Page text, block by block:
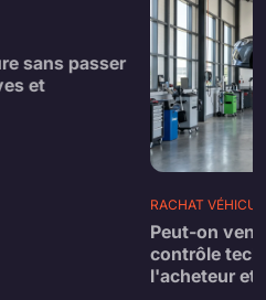
sans passer
et
RACHAT
Peut-on
contrôle
l'acheteur et